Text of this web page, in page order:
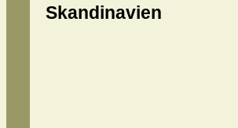
Skandinavien